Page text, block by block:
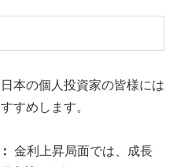
本の個人投資家の皆様には
すめします。
金利上昇局面では、成長